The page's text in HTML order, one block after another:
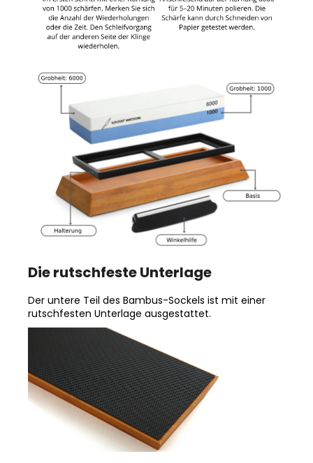
Die rutschfeste Unterlage
Der untere Teil des Bambus-Sockels ist mit einer
rutschfesten Unterlage ausgestattet.